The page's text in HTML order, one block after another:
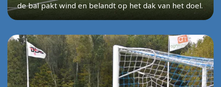
de bal pakt wind en belandt op het dak van het doel.